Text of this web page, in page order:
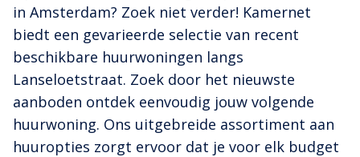
in Amsterdam? Zoek niet verder! Kamernet
biedt een gevarieerde selectie van recent
beschikbare huurwoningen langs
Lanseloetstraat. Zoek door het nieuwste
aanboden ontdek eenvoudig jouw volgende
huurwoning. Ons uitgebreide assortiment aan
huuropties zorgt ervoor dat je voor elk budget